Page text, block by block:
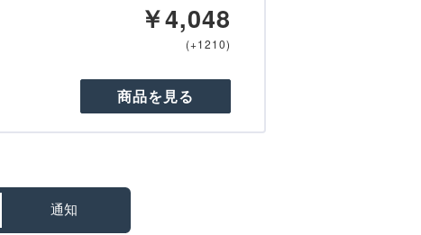
￥4,048
(+1210)
商品を見る
通知